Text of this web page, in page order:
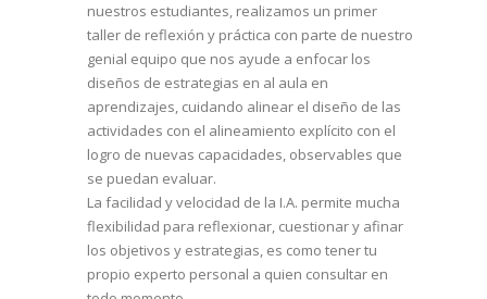
nuestros estudiantes, realizamos un primer
taller de reflexión y práctica con parte de nuestro
genial equipo que nos ayude a enfocar los
diseños de estrategias en al aula en
aprendizajes, cuidando alinear el diseño de las
actividades con el alineamiento explícito con el
logro de nuevas capacidades, observables que
se puedan evaluar.
La facilidad y velocidad de la I.A. permite mucha
flexibilidad para reflexionar, cuestionar y afinar
los objetivos y estrategias, es como tener tu
propio experto personal a quien consultar en